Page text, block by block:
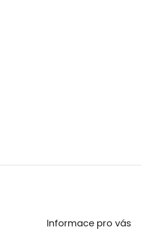
Informace pro vás